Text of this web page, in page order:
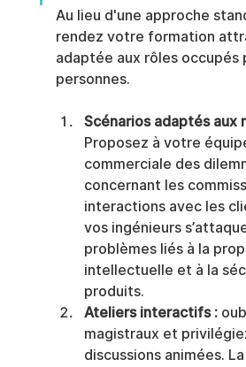
Au lieu d'une approche
rendez votre formation
adaptée aux rôles occupés
personnes.
Scénarios adaptés aux
Proposez à votre
commerciale des
concernant les
interactions avec les
vos ingénieurs
problèmes liés à la
intellectuelle et à la
produits.
Ateliers interactifs :
magistraux et
discussions animées.